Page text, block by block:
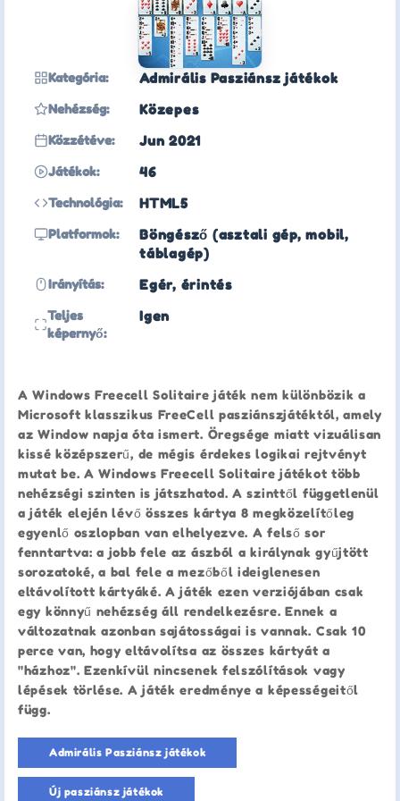
Kategória: Admirális Pasziánsz játékok
Nehézség: Közepes
Közzétéve: Jun 2021
Játékok: 46
Technológia: HTML5
Platformok:
Böngésző (asztali gép, mobil,
táblagép)
Irányítás: Egér, érintés
Teljes
képernyő:
Igen
A Windows Freecell Solitaire játék nem különbözik a
Microsoft klasszikus FreeCell pasziánszjátéktól, amely
az Window napja óta ismert. Öregsége miatt vizuálisan
kissé középszerű, de mégis érdekes logikai rejtvényt
mutat be. A Windows Freecell Solitaire játékot több
nehézségi szinten is játszhatod. A szinttől függetlenül
a játék elején lévő összes kártya 8 megközelítőleg
egyenlő oszlopban van elhelyezve. A felső sor
fenntartva: a jobb fele az ászból a királynak gyűjtött
sorozatoké, a bal fele a mezőből ideiglenesen
eltávolított kártyáké. A játék ezen verziójában csak
egy könnyű nehézség áll rendelkezésre. Ennek a
változatnak azonban sajátosságai is vannak. Csak 10
perce van, hogy eltávolítsa az összes kártyát a
"házhoz". Ezenkívül nincsenek felszólítások vagy
lépések törlése. A játék eredménye a képességeitől
függ.
Admirális Pasziánsz játékok
Új pasziánsz játékok